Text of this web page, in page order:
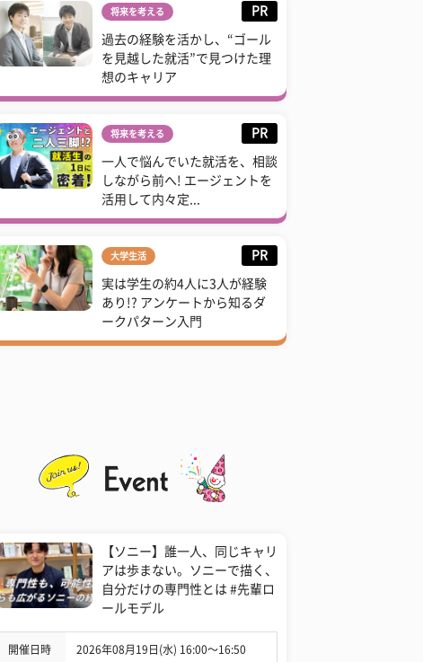
将来を考える PR
過去の経験を活かし、“ゴール
を見越した就活”で見つけた理
想のキャリア
将来を考える PR
一人で悩んでいた就活を、相談
しながら前へ! エージェントを
活用して内々定...
大学生活 PR
実は学生の約4人に3人が経験
あり!? アンケートから知るダ
ークパターン入門
【ソニー】誰一人、同じキャリ
アは歩まない。ソニーで描く、
自分だけの専門性とは #先輩ロ
ールモデル
開催日時 2026年08月19日(水) 16:00〜16:50